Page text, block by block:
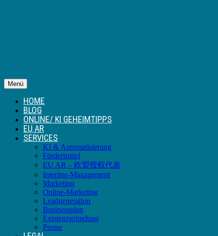
Menü
HOME
BLOG
ONLINE/ KI GEHEIMTIPPS
EU AR
SERVICES
KI & Automatisierung
Fördermittel
EU AR – 欧盟授权代表
Interims-Management
Marketing
Online-Marketing
Leadgeneration
Businessplan
Existenzgründung
Presse